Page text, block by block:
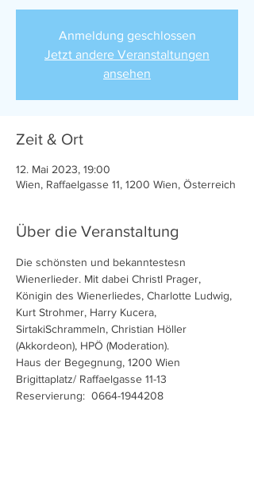
Anmeldung geschlossen
Jetzt andere Veranstaltungen
ansehen
Zeit & Ort
12. Mai 2023, 19:00
Wien, Raffaelgasse 11, 1200 Wien, Österreich
Über die Veranstaltung
Die schönsten und bekanntestesn
Wienerlieder. Mit dabei Christl Prager,
Königin des Wienerliedes, Charlotte Ludwig,
Kurt Strohmer, Harry Kucera,
SirtakiSchrammeln, Christian Höller
(Akkordeon), HPÖ (Moderation).
Haus der Begegnung, 1200 Wien
Brigittaplatz/ Raffaelgasse 11-13
Reservierung:  0664-1944208